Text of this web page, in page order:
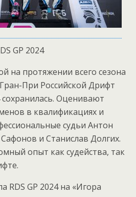
GP 2024
на протяжении всего сезона
При Российской Дрифт
Оценивают
в квалификациях и
судьи Антон
и Станислав Долгих.
опыт как судейства, так
RDS GP 2024 на «Игора